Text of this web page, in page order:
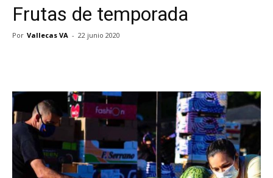
Frutas de temporada
Por Vallecas VA - 22 junio 2020